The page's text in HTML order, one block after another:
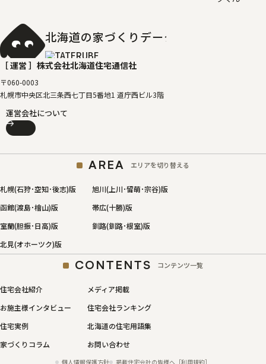
北海道の家づくりデータベース
［ 運営 ］ 株式会社北海道住宅通信社
〒060-0003
札幌市中央区北三条西七丁目5番地1 道庁西ビル3階
運営会社について
AREA エリアを切り替える
札幌(石狩･空知･後志)版
旭川(上川･留萌･宗谷)版
函館(渡島･檜山)版
帯広(十勝)版
室蘭(胆振･日高)版
釧路(釧路･根室)版
北見(オホーツク)版
CONTENTS コンテンツ一覧
住宅会社紹介
メディア掲載
お施主様インタビュー
住宅会社ランキング
住宅実例
北海道の住宅用語集
家づくりコラム
お問い合わせ
個人情報保護方針 掲載住宅会社の皆様へ［利用規約］